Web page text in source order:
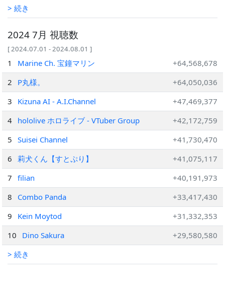
> 続き
2024 7月 視聴数
[ 2024.07.01 - 2024.08.01 ]
1 Marine Ch. 宝鐘マリン
+64,568,678
2
P丸様。
+64,050,036
3
Kizuna AI - A.I.Channel
+47,469,377
4 hololive ホロライブ - VTuber Group
+42,172,759
5
Suisei Channel
+41,730,470
6
莉犬くん【すとぷり】
+41,075,117
7
filian
+40,191,973
8
Combo Panda
+33,417,430
9
Kein Moytod
+31,332,353
10
Dino Sakura
+29,580,580
> 続き